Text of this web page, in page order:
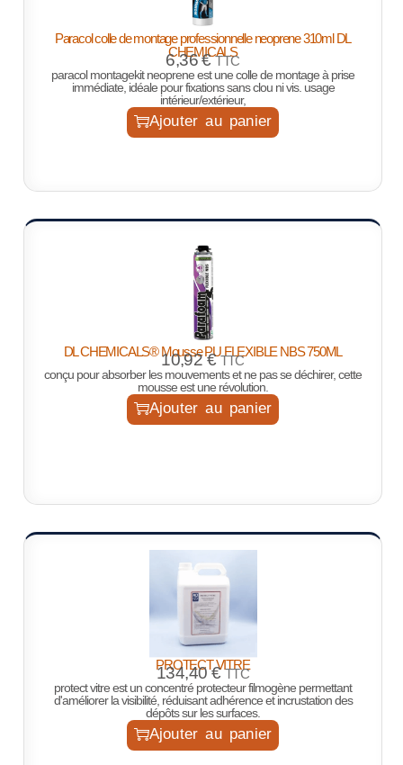
Paracol colle de montage professionnelle neoprene 310ml DL
CHEMICALS
6,36€ TTC
paracol montagekit neoprene est une colle de montage à prise
immédiate, idéale pour fixations sans clou ni vis. usage
intérieur/extérieur,
Ajouter au panier
DL CHEMICALS® Mousse PU FLEXIBLE NBS 750ML
10,92€ TTC
conçu pour absorber les mouvements et ne pas se déchirer, cette
mousse est une révolution.
Ajouter au panier
PROTECT VITRE
134,40€ TTC
protect vitre est un concentré protecteur filmogène permettant
d'améliorer la visibilité, réduisant adhérence et incrustation des
dépôts sur les surfaces.
Ajouter au panier